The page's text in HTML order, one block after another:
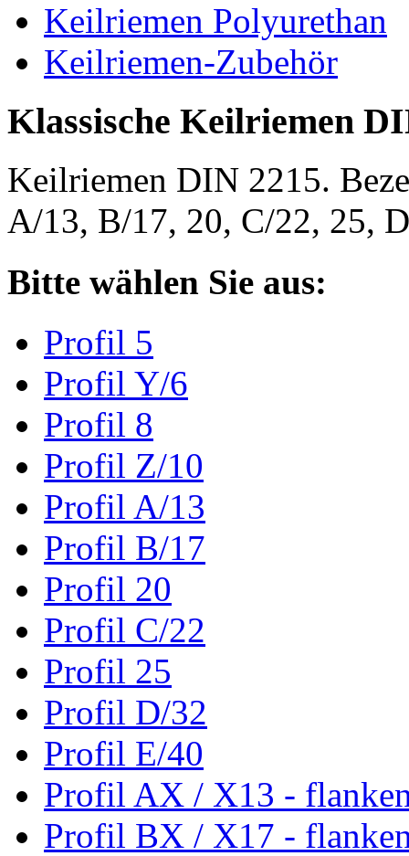
Keilriemen Polyurethan
Keilriemen-Zubehör
Klassische Keilriemen
Keilriemen DIN 2215.
A/13, B/17, 20, C/22, 25,
Bitte wählen Sie aus:
Profil 5
Profil Y/6
Profil 8
Profil Z/10
Profil A/13
Profil B/17
Profil 20
Profil C/22
Profil 25
Profil D/32
Profil E/40
Profil AX / X13 -
Profil BX / X17 -